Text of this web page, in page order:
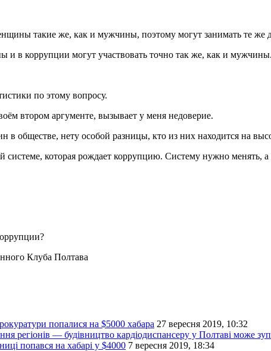
такие же, как и мужчины, поэтому могут занимать те же
и в коррупции могут участвовать точно так же, как и мужчины.
по этому вопросу.
втором аргументе, вызывает у меня недоверие.
обществе, нету особой разницы, кто из них находится на
которая рождает коррупцию. Систему нужно менять,
Клуба Полтава
попалися на $5000 хабара 27 вересня 2019, 10:32
регіонів — будівництво кардіодиспансеру у Полтаві може
попався на хабарі у $4000 7 вересня 2019, 18:34